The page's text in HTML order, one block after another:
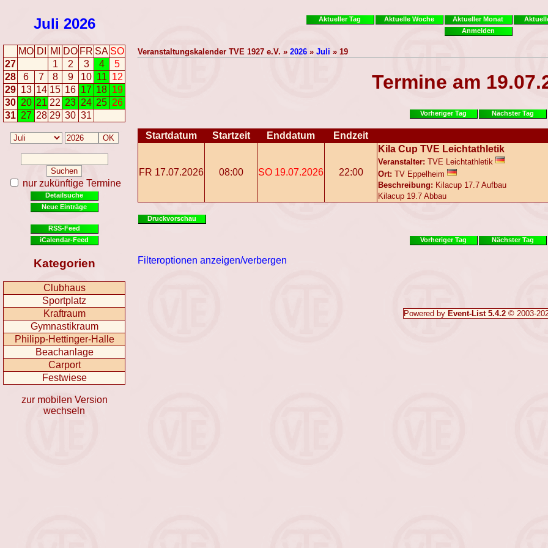
Juli 2026
MO DI MI DO FR SA SO
27
1 2 3 4
5
28
6 7 8 9 10 11 12
29 13 14 15 16 17 18 19
30 20 21 22 23 24 25 26
31 27 28 29 30 31
nur zukünftige Termine
Detailsuche
Neue Einträge
RSS-Feed
iCalendar-Feed
Kategorien
Clubhaus
Sportplatz
Kraftraum
Gymnastikraum
Philipp-Hettinger-Halle
Beachanlage
Carport
Festwiese
zur mobilen Version
wechseln
Aktueller Tag Aktuelle Woche Aktueller Monat
Anmelden
Veranstaltungskalender TVE 1927 e.V. » 2026 » Juli » 19
Termine am
Vorheriger Tag Nächster Tag
Startdatum Startzeit Enddatum Endzeit
FR 17.07.2026 08:00 SO 19.07.2026 22:00
Kila Cup TVE Leichtathletik
Veranstalter: TVE Leichtathletik
Ort: TV Eppelheim
Beschreibung: Kilacup 17.7 Aufbau
Kilacup 19.7 Abbau
Druckvorschau
Vorheriger Tag Nächster Tag
Filteroptionen anzeigen/verbergen
Powered by Event-List 5.4.2© 2003-